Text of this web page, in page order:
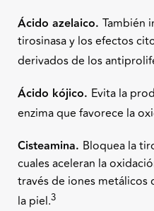
Ácido azelaico. También
tirosinasa y los efectos
derivados de los
Ácido kójico. Evita la
enzima que favorece la
Cisteamina. Bloquea la
cuales aceleran la
través de iones metálicos
la piel.3